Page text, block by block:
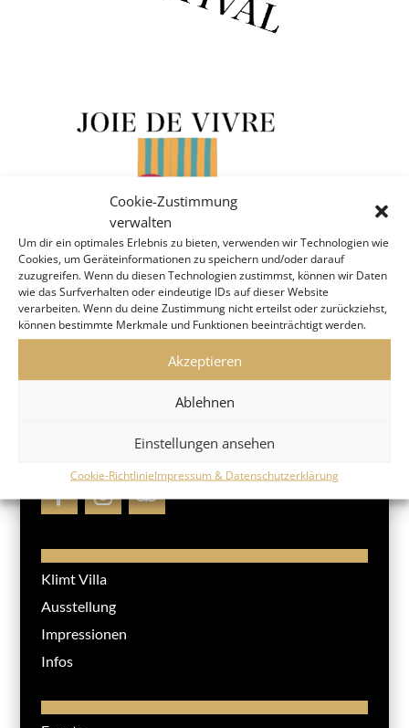
Cookie-Zustimmung
verwalten
Um dir ein optimales Erlebnis zu bieten, verwenden wir Technologien wie
Cookies, um Geräteinformationen zu speichern und/oder darauf
zuzugreifen. Wenn du diesen Technologien zustimmst, können wir Daten
wie das Surfverhalten oder eindeutige IDs auf dieser Website
verarbeiten. Wenn du deine Zustimmung nicht erteilst oder zurückziehst,
können bestimmte Merkmale und Funktionen beeinträchtigt werden.
Akzeptieren
Ablehnen
Einstellungen ansehen
Cookie-RichtlinieImpressum & Datenschutzerklärung
KLIMT VILLA WIEN
Klimt Villa
Ausstellung
Impressionen
Infos